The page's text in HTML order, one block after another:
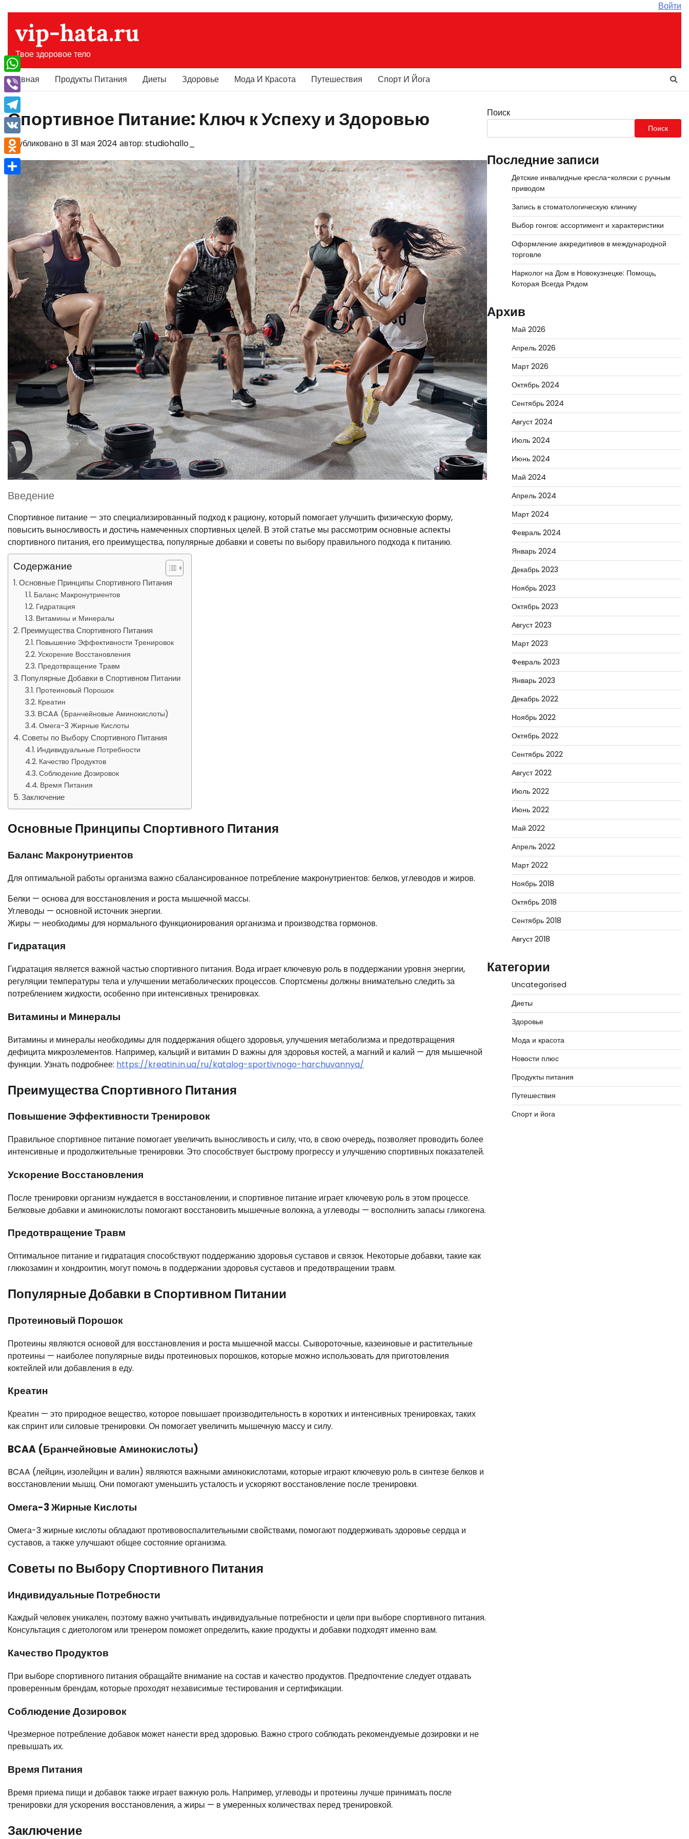
содержимому
Войти
vip-hata.ru
Твое здоровое тело
Главная Продукты Питания Диеты Здоровье Мода И Красота Путешествия Спорт И Йога
Спортивное Питание: Ключ к Успеху и Здоровью
Опубликовано в 31 мая 2024 автор: studiohallo_
Введение
Спортивное питание — это специализированный подход к рациону, который помогает улучшить физическую форму,
повысить выносливость и достичь намеченных спортивных целей. В этой статье мы рассмотрим основные аспекты
спортивного питания, его преимущества, популярные добавки и советы по выбору правильного подхода к питанию.
Содержание
Основные Принципы Спортивного Питания
Баланс Макронутриентов
Гидратация
Витамины и Минералы
Преимущества Спортивного Питания
Повышение Эффективности Тренировок
Ускорение Восстановления
Предотвращение Травм
Популярные Добавки в Спортивном Питании
Протеиновый Порошок
Креатин
BCAA (Бранчейновые Аминокислоты)
Омега-3 Жирные Кислоты
Советы по Выбору Спортивного Питания
Индивидуальные Потребности
Качество Продуктов
Соблюдение Дозировок
Время Питания
Заключение
Основные Принципы Спортивного Питания
Баланс Макронутриентов
Для оптимальной работы организма важно сбалансированное потребление макронутриентов: белков, углеводов и жиров.
Белки — основа для восстановления и роста мышечной массы.
Углеводы — основной источник энергии.
Жиры — необходимы для нормального функционирования организма и производства гормонов.
Гидратация
Гидратация является важной частью спортивного питания. Вода играет ключевую роль в поддержании уровня энергии,
регуляции температуры тела и улучшении метаболических процессов. Спортсмены должны внимательно следить за
потреблением жидкости, особенно при интенсивных тренировках.
Витамины и Минералы
Витамины и минералы необходимы для поддержания общего здоровья, улучшения метаболизма и предотвращения
дефицита микроэлементов. Например, кальций и витамин D важны для здоровья костей, а магний и калий — для мышечной
функции. Узнать подробнее: https://kreatin.in.ua/ru/katalog-sportivnogo-harchuvannya/
Преимущества Спортивного Питания
Повышение Эффективности Тренировок
Правильное спортивное питание помогает увеличить выносливость и силу, что, в свою очередь, позволяет проводить более
интенсивные и продолжительные тренировки. Это способствует быстрому прогрессу и улучшению спортивных показателей.
Ускорение Восстановления
После тренировки организм нуждается в восстановлении, и спортивное питание играет ключевую роль в этом процессе.
Белковые добавки и аминокислоты помогают восстановить мышечные волокна, а углеводы — восполнить запасы гликогена.
Предотвращение Травм
Оптимальное питание и гидратация способствуют поддержанию здоровья суставов и связок. Некоторые добавки, такие как
глюкозамин и хондроитин, могут помочь в поддержании здоровья суставов и предотвращении травм.
Популярные Добавки в Спортивном Питании
Протеиновый Порошок
Протеины являются основой для восстановления и роста мышечной массы. Сывороточные, казеиновые и растительные
протеины — наиболее популярные виды протеиновых порошков, которые можно использовать для приготовления
коктейлей или добавления в еду.
Креатин
Креатин — это природное вещество, которое повышает производительность в коротких и интенсивных тренировках, таких
как спринт или силовые тренировки. Он помогает увеличить мышечную массу и силу.
BCAA (Бранчейновые Аминокислоты)
BCAA (лейцин, изолейцин и валин) являются важными аминокислотами, которые играют ключевую роль в синтезе белков и
восстановлении мышц. Они помогают уменьшить усталость и ускоряют восстановление после тренировки.
Омега-3 Жирные Кислоты
Омега-3 жирные кислоты обладают противовоспалительными свойствами, помогают поддерживать здоровье сердца и
суставов, а также улучшают общее состояние организма.
Советы по Выбору Спортивного Питания
Индивидуальные Потребности
Каждый человек уникален, поэтому важно учитывать индивидуальные потребности и цели при выборе спортивного питания.
Консультация с диетологом или тренером поможет определить, какие продукты и добавки подходят именно вам.
Качество Продуктов
При выборе спортивного питания обращайте внимание на состав и качество продуктов. Предпочтение следует отдавать
проверенным брендам, которые проходят независимые тестирования и сертификации.
Соблюдение Дозировок
Чрезмерное потребление добавок может нанести вред здоровью. Важно строго соблюдать рекомендуемые дозировки и не
превышать их.
Время Питания
Время приема пищи и добавок также играет важную роль. Например, углеводы и протеины лучше принимать после
тренировки для ускорения восстановления, а жиры — в умеренных количествах перед тренировкой.
Заключение
Поиск
Поиск
Последние записи
Детские инвалидные кресла-коляски с ручным
приводом
Запись в стоматологическую клинику
Выбор гонгов: ассортимент и характеристики
Оформление аккредитивов в международной
торговле
Нарколог на Дом в Новокузнецке: Помощь,
Которая Всегда Рядом
Архив
Май 2026
Апрель 2026
Март 2026
Октябрь 2024
Сентябрь 2024
Август 2024
Июль 2024
Июнь 2024
Май 2024
Апрель 2024
Март 2024
Февраль 2024
Январь 2024
Декабрь 2023
Ноябрь 2023
Октябрь 2023
Август 2023
Март 2023
Февраль 2023
Январь 2023
Декабрь 2022
Ноябрь 2022
Октябрь 2022
Сентябрь 2022
Август 2022
Июль 2022
Июнь 2022
Май 2022
Апрель 2022
Март 2022
Ноябрь 2018
Октябрь 2018
Сентябрь 2018
Август 2018
Категории
Uncategorised
Диеты
Здоровье
Мода и красота
Новости плюс
Продукты питания
Путешествия
Спорт и йога
WhatsApp
Viber
Telegram
VK
Odnoklassniki
Отправить